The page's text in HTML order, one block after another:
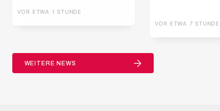
VOR ETWA 1 STUNDE
VOR ETWA 7
WEITERE NEWS